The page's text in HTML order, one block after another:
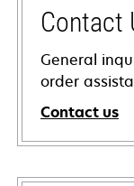
Contact
General
order
Contact us